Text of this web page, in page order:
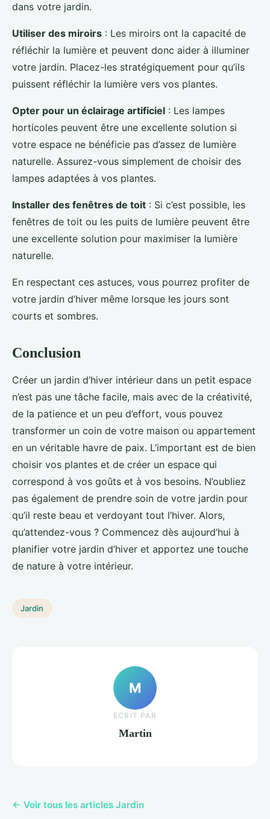
dans votre jardin.
Utiliser des miroirs : Les miroirs ont la capacité de
réfléchir la lumière et peuvent donc aider à illuminer
votre jardin. Placez-les stratégiquement pour qu’ils
puissent réfléchir la lumière vers vos plantes.
Opter pour un éclairage artificiel : Les lampes
horticoles peuvent être une excellente solution si
votre espace ne bénéficie pas d’assez de lumière
naturelle. Assurez-vous simplement de choisir des
lampes adaptées à vos plantes.
Installer des fenêtres de toit : Si c’est possible, les
fenêtres de toit ou les puits de lumière peuvent être
une excellente solution pour maximiser la lumière
naturelle.
En respectant ces astuces, vous pourrez profiter de
votre jardin d’hiver même lorsque les jours sont
courts et sombres.
Conclusion
Créer un jardin d’hiver intérieur dans un petit espace
n’est pas une tâche facile, mais avec de la créativité,
de la patience et un peu d’effort, vous pouvez
transformer un coin de votre maison ou appartement
en un véritable havre de paix. L’important est de bien
choisir vos plantes et de créer un espace qui
correspond à vos goûts et à vos besoins. N’oubliez
pas également de prendre soin de votre jardin pour
qu’il reste beau et verdoyant tout l’hiver. Alors,
qu’attendez-vous ? Commencez dès aujourd’hui à
planifier votre jardin d’hiver et apportez une touche
de nature à votre intérieur.
Jardin
M
ECRIT PAR
Martin
← Voir tous les articles Jardin